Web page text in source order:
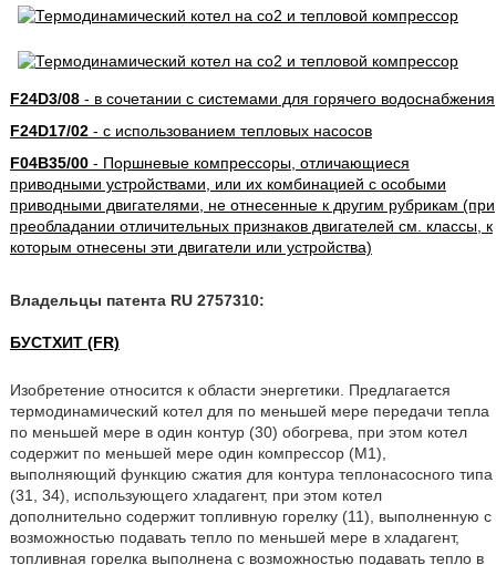
F24D3/08- в сочетании с системами для горячего водоснабжения
F24D17/02- с использованием тепловых насосов
F04B35/00- Поршневые компрессоры, отличающиеся
приводными устройствами, или их комбинацией с особыми
приводными двигателями, не отнесенные к другим рубрикам (при
преобладании отличительных признаков двигателей см. классы, к
которым отнесены эти двигатели или устройства)
Владельцы патента RU 2757310:
БУСТХИТ (FR)
Изобретение относится к области энергетики. Предлагается
термодинамический котел для по меньшей мере передачи тепла
по меньшей мере в один контур (30) обогрева, при этом котел
содержит по меньшей мере один компрессор (М1),
выполняющий функцию сжатия для контура теплонасосного типа
(31, 34), использующего хладагент, при этом котел
дополнительно содержит топливную горелку (11), выполненную с
возможностью подавать тепло по меньшей мере в хладагент,
топливная горелка выполнена с возможностью подавать тепло в